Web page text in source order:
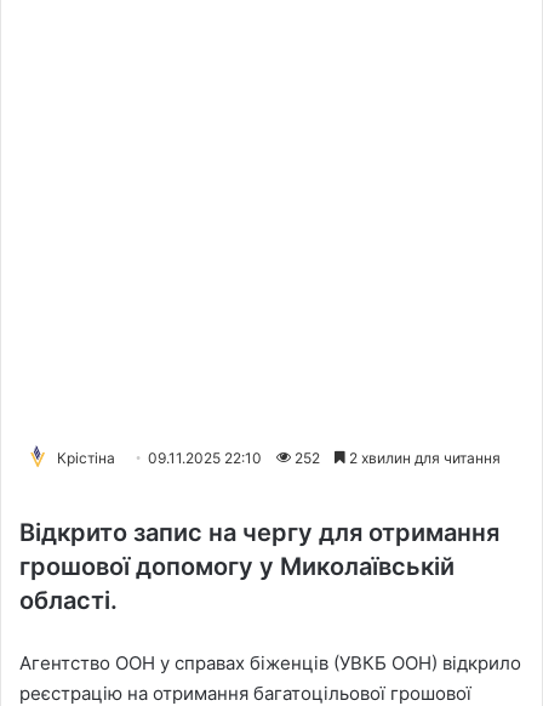
Крістіна 09.11.2025 22:10 252 2 хвилин для читання
Відкрито запис на чергу для отримання
грошової допомогу у Миколаївській
області.
Агентство ООН у справах біженців (УВКБ ООН) відкрило
реєстрацію на отримання багатоцільової грошової